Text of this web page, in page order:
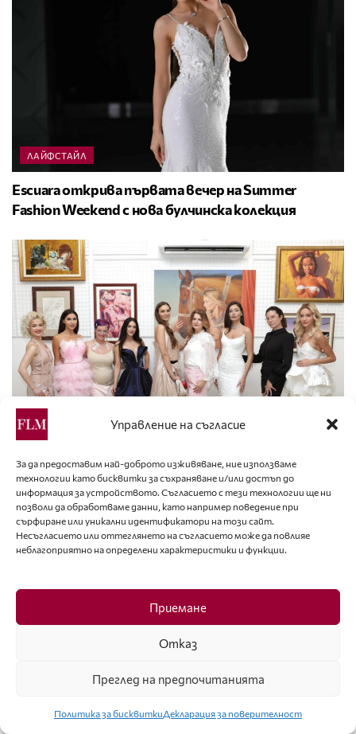
Управление на съгласие
За да предоставим най-доброто изживяване, ние използваме
технологии като бисквитки за съхраняване и/или достъп до
информация за устройството. Съгласието с тези технологии ще ни
позволи да обработваме данни, като например поведение при
сърфиране или уникални идентификатори на този сайт.
Несъгласието или оттеглянето на съгласието може да повлияе
неблагоприятно на определени характеристики и функции.
Приемане
Отказ
Преглед на предпочитанията
Политика за бисквиткиДекларация за поверителност
ЛАЙФСТАЙЛ
Escuara открива първата вечер на Summer
Fashion Weekend с нова булчинска колекция
ЛАЙФСТАЙЛ
Мерилин Монро беше почетена от Академията
за мода
УЕРИС ДИЪРИ – ПУСТИННОТО ЦВЕТЕ,
КОЕТО УСПЯ ДА РАЗЦЪФНЕ
избор